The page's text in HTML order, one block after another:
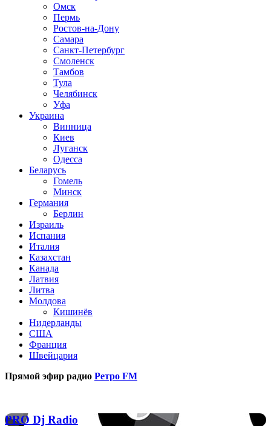
Омск
Пермь
Ростов-на-Дону
Самара
Санкт-Петербург
Смоленск
Тамбов
Тула
Челябинск
Уфа
Украина
Винница
Киев
Луганск
Одесса
Беларусь
Гомель
Минск
Германия
Берлин
Израиль
Испания
Италия
Казахстан
Канада
Латвия
Литва
Молдова
Кишинёв
Нидерланды
США
Франция
Швейцария
Прямой эфир радио Ретро FM
PRO
PRO Dj Radio